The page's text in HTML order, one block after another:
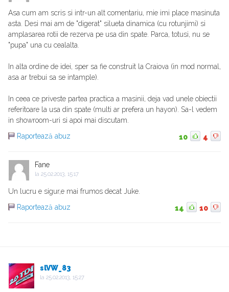
Asa cum am scris si intr-un alt comentariu, mie imi place masinuta
asta. Desi mai am de "digerat" silueta dinamica (cu rotunjimi) si
amplasarea rotii de rezerva pe usa din spate. Parca, totusi, nu se
"pupa" una cu cealalta.
In alta ordine de idei, sper sa fie construit la Craiova (in mod normal,
asa ar trebui sa se intample).
In ceea ce priveste partea practica a masinii, deja vad unele obiectii
referitoare la usa din spate (multi ar prefera un hayon). Sa-l vedem
in showroom-uri si apoi mai discutam.
Raportează abuz
10 4
Fane
la 25.02.2013, 15:17
Un lucru e sigur,e mai frumos decat Juke.
Raportează abuz
14 10
slVW_83
la 25.02.2013, 15:27